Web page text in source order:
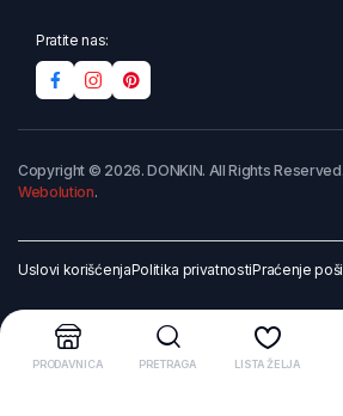
Pratite nas:
Copyright © 2026. DONKIN. All Rights
Webolution.
Uslovi korišćenjaPolitika privatnostiPraćenje
PRODAVNICA PRETRAGA LISTA ŽELJA